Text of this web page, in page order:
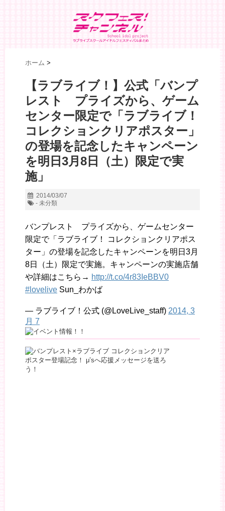
ホーム >
【ラブライブ！】公式「バンプ
レスト プライズから、ゲーム
センター限定で「ラブライブ！
コレクションクリアポスター」
の登場を記念したキャンペーン
を明日3月8日（土）限定で実
施」
2014/03/07
- 未分類
バンプレスト プライズから、ゲームセンター
限定で「ラブライブ！ コレクションクリアポス
ター」の登場を記念したキャンペーンを明日3月
8日（土）限定で実施。キャンペーンの実施店舗
や詳細はこちら→ http://t.co/4r83IeBBV0
#lovelive Sun_わかば
— ラブライブ！公式 (@LoveLive_staff) 2014, 3
月 7